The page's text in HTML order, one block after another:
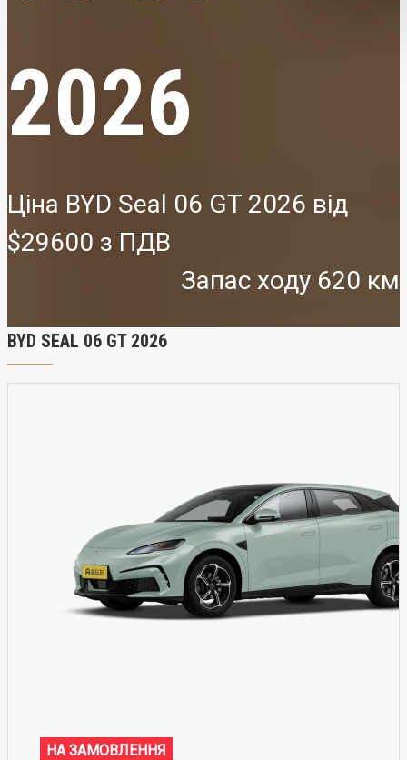
2026
Ціна BYD Seal 06 GT 2026 від
$29600
Запас ходу 620 км
BYD SEAL 06 GT 2026
НА ЗАМОВЛЕННЯ